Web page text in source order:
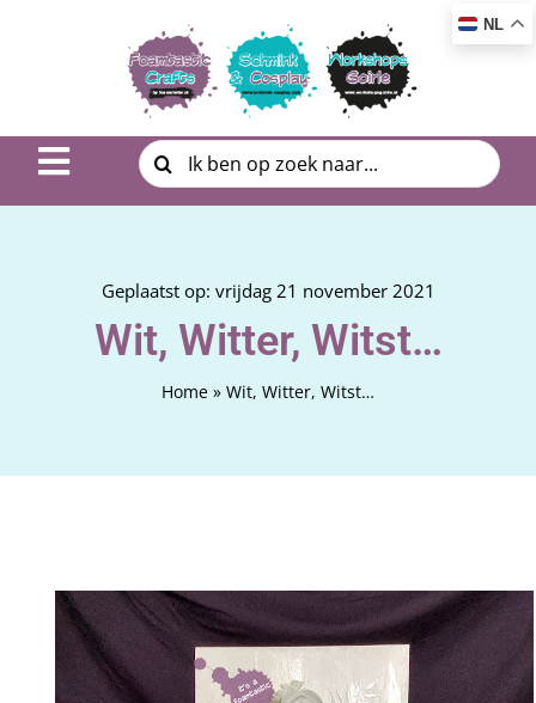
Toggle
Product uitleg
Workshop | Cursus
Zoeken
naar:
Geplaatst op: vrijdag 21 november 2021
Wit, Witter, Witst…
Home » Wit, Witter, Witst…
NL